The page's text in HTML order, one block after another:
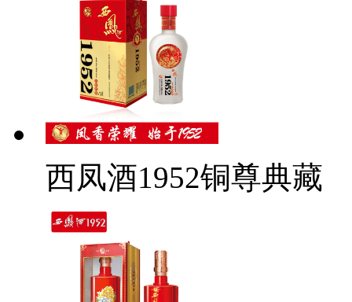
西凤酒1952铜尊典藏